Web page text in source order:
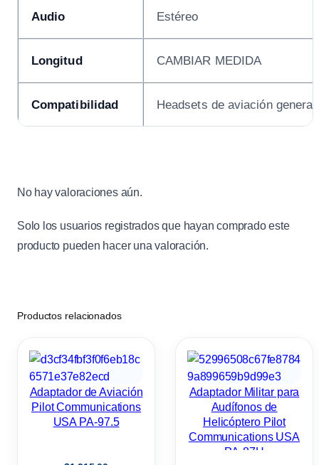
Audio Estéreo
Longitud CAMBIAR MEDIDA
Compatibilidad Headsets de aviación
No hay valoraciones aún.
Solo los usuarios registrados que hayan comprado este
producto pueden hacer una valoración.
Productos relacionados
Adaptador de Aviación
Pilot Communications
USA PA-97.5
Adaptador Militar para
Audífonos de
Helicóptero Pilot
Communications USA
PA-87H